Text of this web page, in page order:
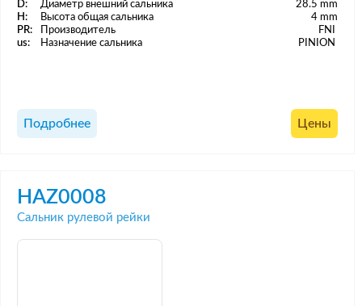
D:
Диаметр внешний сальника
28.5 mm
H:
Высота общая сальника
4 mm
PR:
Производитель
FNI
us:
Назначение сальника PINION
Подробнее Цены
HAZ0008
Сальник рулевой рейки